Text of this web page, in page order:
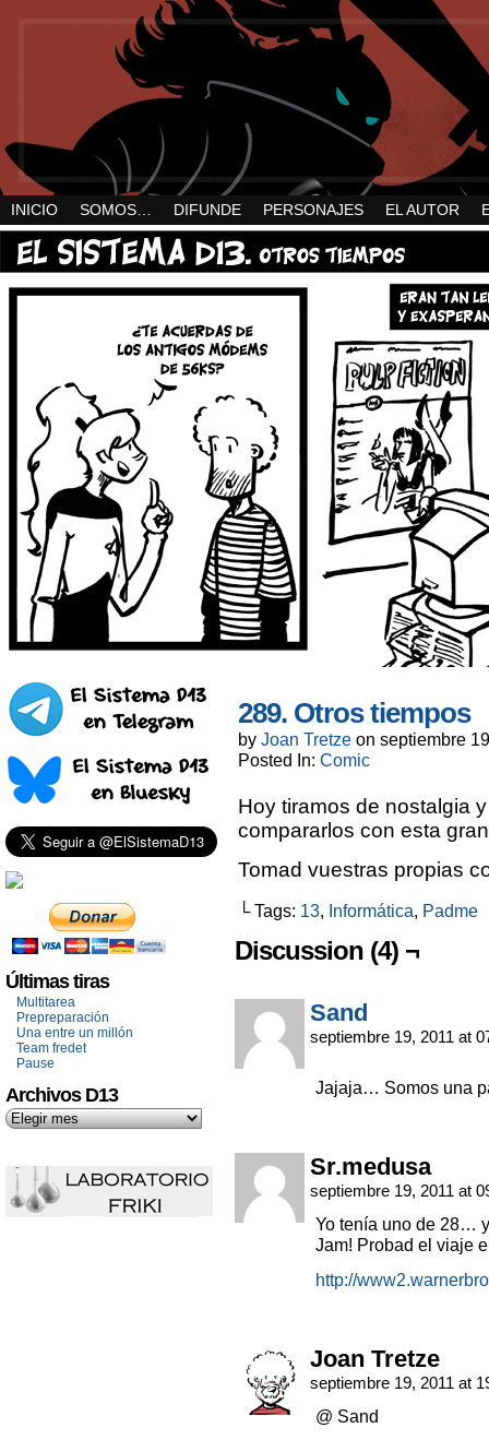
INICIO SOMOS… DIFUNDE PERSONAJES EL AUTOR
Últimas tiras
Multitarea
Prepreparación
Una entre un millón
Team fredet
Pause
Archivos D13
289. Otros tiempos
by Joan Tretze on septiembre
Posted In: Comic
Hoy tiramos de nostalgia
compararlos con esta
Tomad vuestras propias
└ Tags: 13, Informática, Padme
Discussion (4) ¬
Sand
septiembre 19, 2011 at
Jajaja… Somos una
Sr.medusa
septiembre 19, 2011 at
Yo tenía uno de 28…
Jam! Probad el viaje
http://
Joan Tretze
septiembre 19, 2011 at
@ Sand